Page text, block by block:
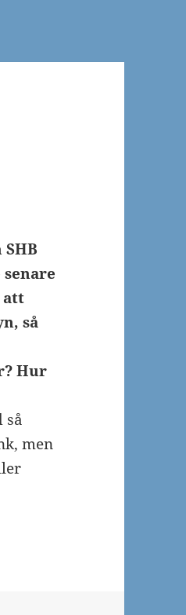
att
så
Hur
så
men